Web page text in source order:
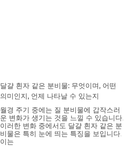
달걀 흰자 같은 분비물: 무엇이며, 어떤
의미인지, 언제 나타날 수 있는지
월경 주기 중에는 질 분비물에 갑작스러
운 변화가 생기는 것을 느낄 수 있습니다.
이러한 변화 중에서도 달걀 흰자 같은 분
비물은 특히 눈에 띄는 특징을 보입니다.
이는